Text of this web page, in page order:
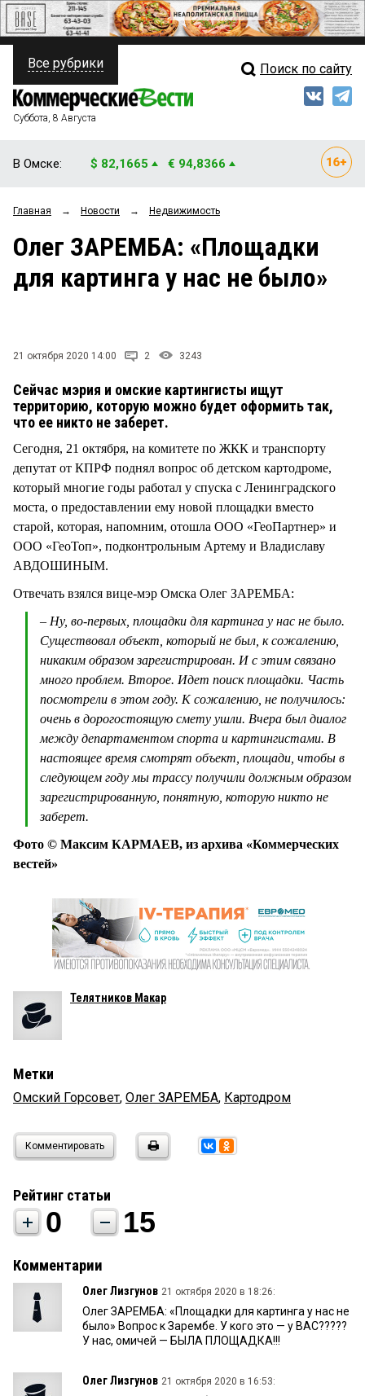
ПОЛИТИКА
ФИНАНСЫ
ОБЩЕСТВО
ЗАКОН
НОВОСТИ КОМПАНИЙ
СТИЛЬ ЖИЗНИ
Свежий выпуск
Мнения
Рейтинги
Блоги
Все рубрики Поиск по сайту
Суббота, 8 Августа
В Омске: $ 82,1665 € 94,8366
Главная → Новости → Недвижимость
Олег ЗАРЕМБА: «Площадки
для картинга у нас не было»
21 октября 2020 14:00 2 3243
Сейчас мэрия и омские картингисты ищут
территорию, которую можно будет оформить так,
что ее никто не заберет.
Сегодня, 21 октября, на комитете по ЖКК и транспорту
депутат от КПРФ поднял вопрос об детском картодроме,
который многие годы работал у спуска с Ленинградского
моста, о предоставлении ему новой площадки вместо
старой, которая, напомним, отошла ООО «ГеоПартнер» и
ООО «ГеоТоп», подконтрольным Артему и Владиславу
АВДОШИНЫМ.
Отвечать взялся вице-мэр Омска Олег ЗАРЕМБА:
– Ну, во-первых, площадки для картинга у нас не было.
Существовал объект, который не был, к сожалению,
никаким образом зарегистрирован. И с этим связано
много проблем. Второе. Идет поиск площадки. Часть
посмотрели в этом году. К сожалению, не получилось:
очень в дорогостоящую смету ушли. Вчера был диалог
между департаментом спорта и картингистами. В
настоящее время смотрят объект, площади, чтобы в
следующем году мы трассу получили должным образом
зарегистрированную, понятную, которую никто не
заберет.
Фото © Максим КАРМАЕВ, из архива «Коммерческих
вестей»
Телятников Макар
Метки
Омский Горсовет, Олег ЗАРЕМБА, Картодром
Комментировать
Рейтинг статьи
0 15
Комментарии
Олег Лизгунов 21 октября 2020 в 18:26:
Олег ЗАРЕМБА: «Площадки для картинга у нас не
было» Вопрос к Зарембе. У кого это — у ВАС?????
У нас, омичей — БЫЛА ПЛОЩАДКА!!!
Олег Лизгунов 21 октября 2020 в 16:53: